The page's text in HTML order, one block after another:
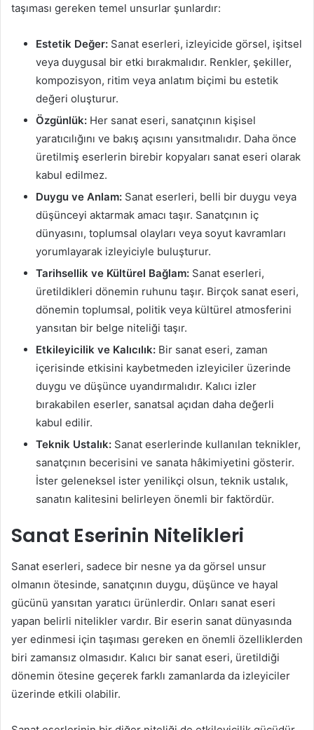
taşıması gereken temel unsurlar şunlardır:
Estetik Değer: Sanat eserleri, izleyicide görsel, işitsel
veya duygusal bir etki bırakmalıdır. Renkler, şekiller,
kompozisyon, ritim veya anlatım biçimi bu estetik
değeri oluşturur.
Özgünlük: Her sanat eseri, sanatçının kişisel
yaratıcılığını ve bakış açısını yansıtmalıdır. Daha önce
üretilmiş eserlerin birebir kopyaları sanat eseri olarak
kabul edilmez.
Duygu ve Anlam: Sanat eserleri, belli bir duygu veya
düşünceyi aktarmak amacı taşır. Sanatçının iç
dünyasını, toplumsal olayları veya soyut kavramları
yorumlayarak izleyiciyle buluşturur.
Tarihsellik ve Kültürel Bağlam: Sanat eserleri,
üretildikleri dönemin ruhunu taşır. Birçok sanat eseri,
dönemin toplumsal, politik veya kültürel atmosferini
yansıtan bir belge niteliği taşır.
Etkileyicilik ve Kalıcılık: Bir sanat eseri, zaman
içerisinde etkisini kaybetmeden izleyiciler üzerinde
duygu ve düşünce uyandırmalıdır. Kalıcı izler
bırakabilen eserler, sanatsal açıdan daha değerli
kabul edilir.
Teknik Ustalık: Sanat eserlerinde kullanılan teknikler,
sanatçının becerisini ve sanata hâkimiyetini gösterir.
İster geleneksel ister yenilikçi olsun, teknik ustalık,
sanatın kalitesini belirleyen önemli bir faktördür.
Sanat Eserinin Nitelikleri
Sanat eserleri, sadece bir nesne ya da görsel unsur
olmanın ötesinde, sanatçının duygu, düşünce ve hayal
gücünü yansıtan yaratıcı ürünlerdir. Onları sanat eseri
yapan belirli nitelikler vardır. Bir eserin sanat dünyasında
yer edinmesi için taşıması gereken en önemli özelliklerden
biri zamansız olmasıdır. Kalıcı bir sanat eseri, üretildiği
dönemin ötesine geçerek farklı zamanlarda da izleyiciler
üzerinde etkili olabilir.